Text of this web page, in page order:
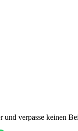
und verpasse keinen